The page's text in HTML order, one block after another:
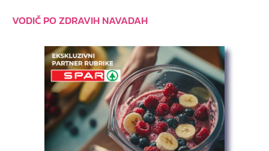
VODIČ PO ZDRAVIH NAVADAH